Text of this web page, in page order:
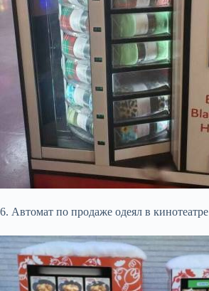
6. Автомат по продаже одеял в кинотеатре